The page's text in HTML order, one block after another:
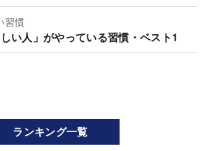
習慣
い人」がやっている習慣・ベスト1
ランキング一覧